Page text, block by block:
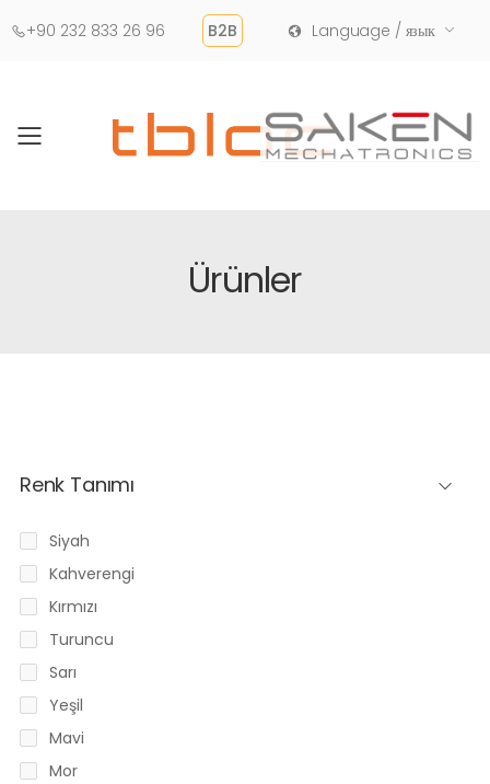
+90 232 833 26 96 B2B Language / язык
Toggle mobile menu
Ürünler
Renk Tanımı
Siyah
Kahverengi
Kırmızı
Turuncu
Sarı
Yeşil
Mavi
Mor